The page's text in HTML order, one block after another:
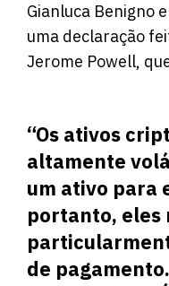
Gianluca Benigno
uma declaração
Jerome Powell,
“Os ativos
altamente
um ativo para
portanto, eles
de